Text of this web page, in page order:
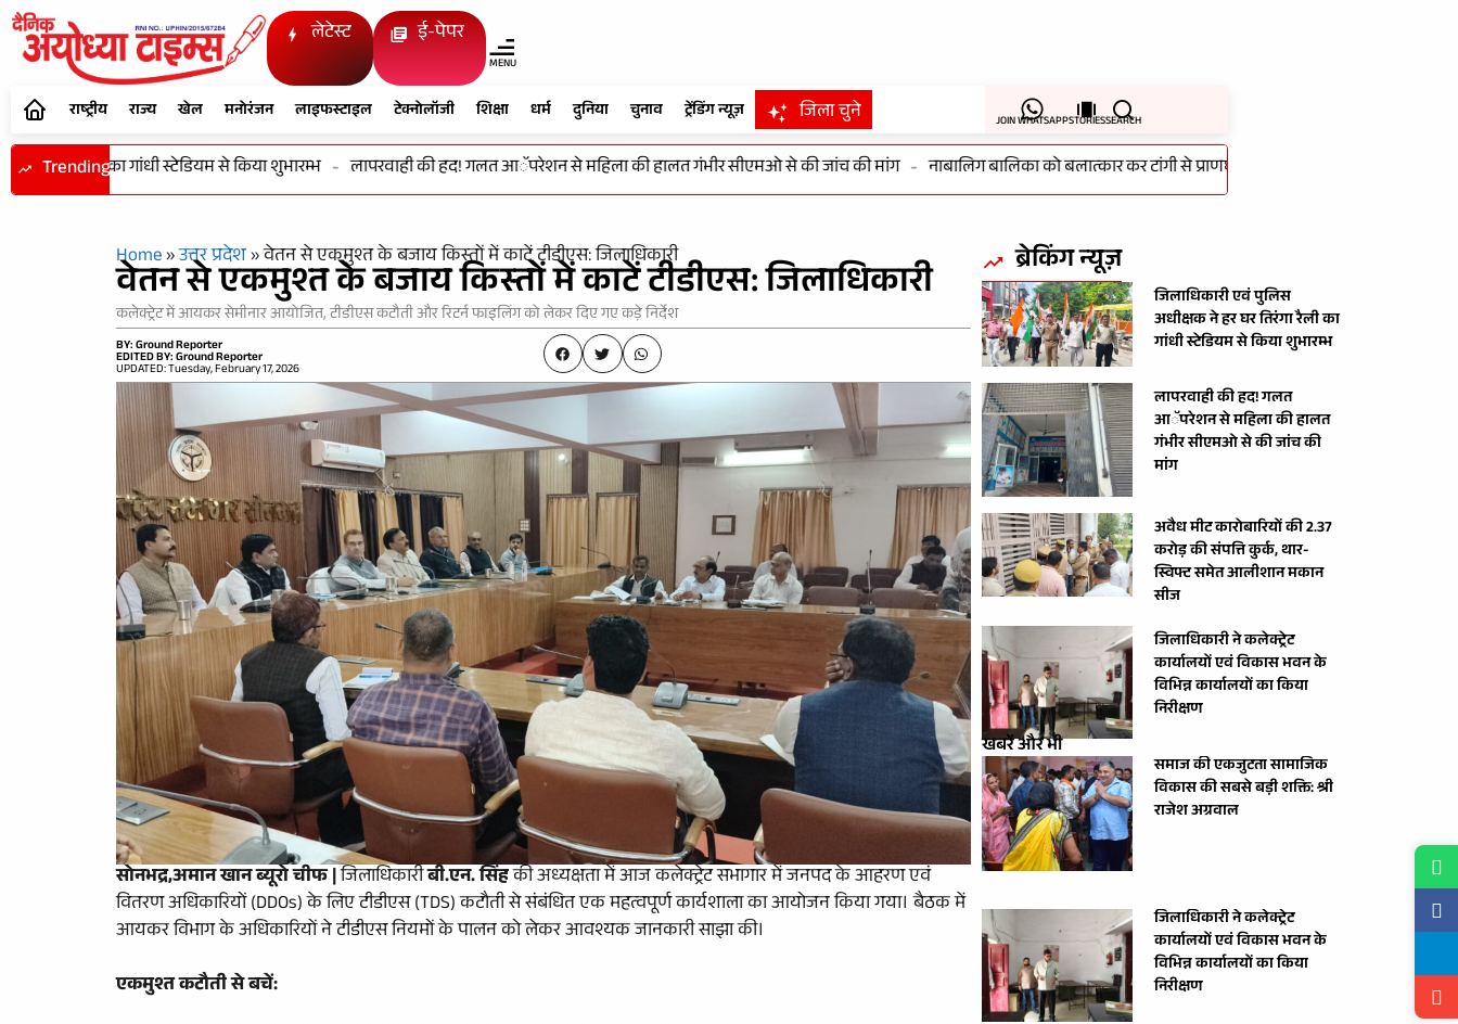
लेटेस्ट ई-पेपर
MENU
राष्ट्रीय राज्य खेल मनोरंजन लाइफस्टाइल टेक्नोलॉजी शिक्षा धर्म दुनिया चुनाव ट्रेंडिंग न्यूज़ जिला चुने JOIN WHATSAPPSTORIESSEARCH
Trending
रैली का गांधी स्टेडियम से किया शुभारम्भ - लापरवाही की हद! गलत आॅपरेशन से महिला की हालत गंभीर सीएमओ से की जांच की मांग - नाबालिग बालिका को बलात्कार कर टांगी से प्राणघातक हमला करने वाला आरोपी को चंद
Home»उत्तर प्रदेश»वेतन से एकमुश्त के बजाय किस्तों में काटें टीडीएस: जिलाधिकारी
वेतन से एकमुश्त के बजाय किस्तों में काटें टीडीएस: जिलाधिकारी
कलेक्ट्रेट में आयकर सेमीनार आयोजित, टीडीएस कटौती और रिटर्न फाइलिंग को लेकर दिए गए कड़े निर्देश
BY: Ground Reporter
EDITED BY: Ground Reporter
UPDATED: Tuesday, February 17, 2026
सोनभद्र,अमान खान ब्यूरो चीफ|जिलाधिकारीबी.एन. सिंहकी अध्यक्षता में आज कलेक्ट्रेट सभागार में जनपद के आहरण एवं
वितरण अधिकारियों (DDOs) के लिए टीडीएस (TDS) कटौती से संबंधित एक महत्वपूर्ण कार्यशाला का आयोजन किया गया। बैठक में
आयकर विभाग के अधिकारियों ने टीडीएस नियमों के पालन को लेकर आवश्यक जानकारी साझा की।
एकमुश्त कटौती से बचें:
ब्रेकिंग न्यूज़
जिलाधिकारी एवं पुलिस
अधीक्षक ने हर घर तिरंगा रैली का
गांधी स्टेडियम से किया शुभारम्भ
लापरवाही की हद! गलत
आॅपरेशन से महिला की हालत
गंभीर सीएमओ से की जांच की
मांग
अवैध मीट कारोबारियों की 2.37
करोड़ की संपत्ति कुर्क, थार-
स्विफ्ट समेत आलीशान मकान
सीज
जिलाधिकारी ने कलेक्ट्रेट
कार्यालयों एवं विकास भवन के
विभिन्न कार्यालयों का किया
निरीक्षण
खबरें और भी
समाज की एकजुटता सामाजिक
विकास की सबसे बड़ी शक्ति: श्री
राजेश अग्रवाल
जिलाधिकारी ने कलेक्ट्रेट
कार्यालयों एवं विकास भवन के
विभिन्न कार्यालयों का किया
निरीक्षण